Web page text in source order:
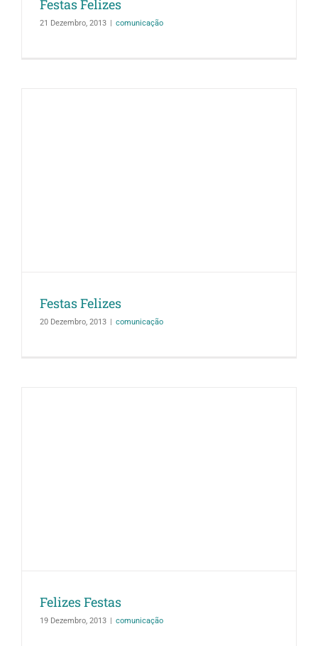
Festas Felizes
21 Dezembro, 2013 | comunicação
Festas Felizes
20 Dezembro, 2013 | comunicação
Felizes Festas
19 Dezembro, 2013 comunicação